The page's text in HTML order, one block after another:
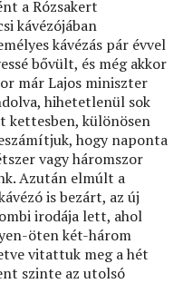
a Rózsakert
kávézójában
kávézás pár évvel
bővült, és még akkor
már Lajos miniszter
hihetetlenül sok
különösen
hogy naponta
vagy háromszor
Azután elmúlt a
is bezárt, az új
irodája lett, ahol
öten két-három
vitattuk meg a hét
szinte az utolsó